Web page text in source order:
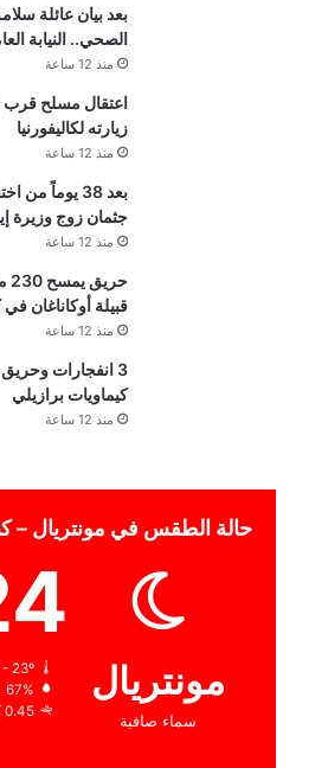
بعد بيان عائلة
الصحي.. النيابة
منذ 12 ساعة
اعتقال مسلح قرب
زيارته لكاليفورنيا
منذ 12 ساعة
بعد 38 يوماً
جثمان زوج وزيرة
منذ 12 ساعة
قبيلة أوكاناغان في
منذ 12 ساعة
3 انفجارات
كيماويات برازيلي
منذ 12 ساعة
حالة الطقس في مونتريال –
مونتريال
سماء صافية
24º - 23º
67%
0.45 كيلومتر/ساعة